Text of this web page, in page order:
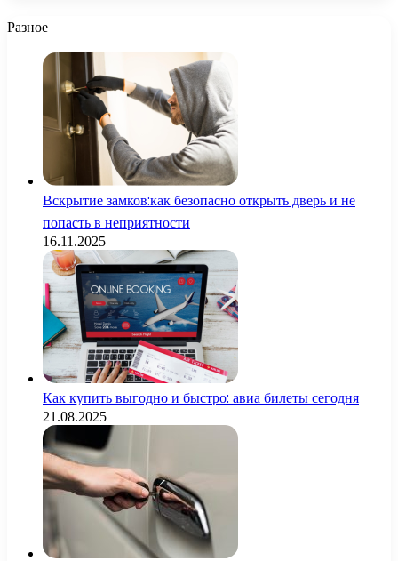
Разное
Вскрытие замков:как безопасно открыть дверь и не
попасть в неприятности
16.11.2025
Как купить выгодно и быстро: авиа билеты сегодня
21.08.2025